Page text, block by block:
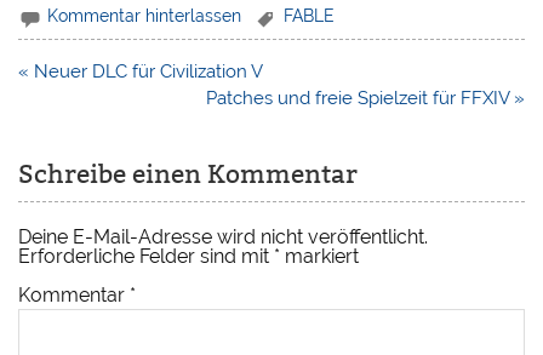
Kommentar hinterlassen FABLE
Beitragsnavigation
« Neuer DLC für Civilization V
Patches und freie Spielzeit für FFXIV »
Schreibe einen Kommentar
Deine E-Mail-Adresse wird nicht veröffentlicht.
Erforderliche Felder sind mit * markiert
Kommentar *